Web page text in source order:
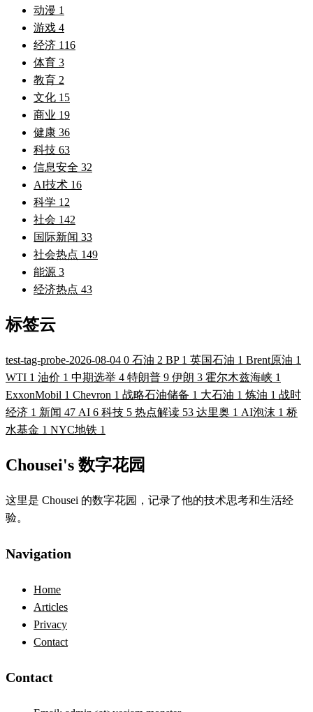
动漫 1
游戏 4
经济 116
体育 3
教育 2
文化 15
商业 19
健康 36
科技 63
信息安全 32
AI技术 16
科学 12
社会 142
国际新闻 33
社会热点 149
能源 3
经济热点 43
标签云
test-tag-probe-2026-08-04 0 石油 2 BP 1 英国石油 1 Brent原油 1
WTI 1 油价 1 中期选举 4 特朗普 9 伊朗 3 霍尔木兹海峡 1
ExxonMobil 1 Chevron 1 战略石油储备 1 大石油 1 炼油 1 战时
经济 1 新闻 47 AI 6 科技 5 热点解读 53 达里奥 1 AI泡沫 1 桥
水基金 1 NYC地铁 1
Chousei's 数字花园
这里是 Chousei 的数字花园，记录了他的技术思考和生活经
验。
Navigation
Home
Articles
Privacy
Contact
Contact